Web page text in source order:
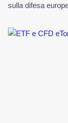
sulla difesa